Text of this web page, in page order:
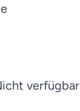
verfügbar